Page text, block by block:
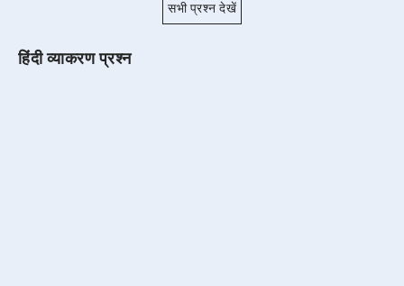
सभी प्रश्न देखें
हिंदी व्याकरण प्रश्न